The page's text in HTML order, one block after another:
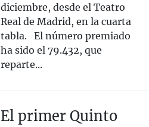
diciembre, desde el Teatro
Real de Madrid, en la cuarta
tabla. El número premiado
ha sido el 79.432, que
reparte...
El primer Quinto